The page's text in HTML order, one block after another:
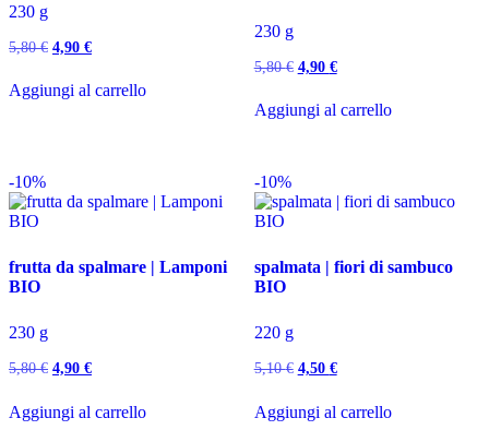
230 g
5,80€ Il
originale
era:
4,90 €Il
attuale
è:
Aggiungi al carrello
230 g
5,80€ Il
originale
era:
4,90 €Il
attuale
è:
Aggiungi al carrello
-10%
frutta da spalmare | Lamponi
BIO
230 g
5,80€ Il
originale
era:
4,90 €Il
attuale
è:
Aggiungi al carrello
-10%
spalmata | fiori di sambuco
BIO
220 g
5,10€ Il
originale
era:
4,50 €Il
attuale
è:
Aggiungi al carrello